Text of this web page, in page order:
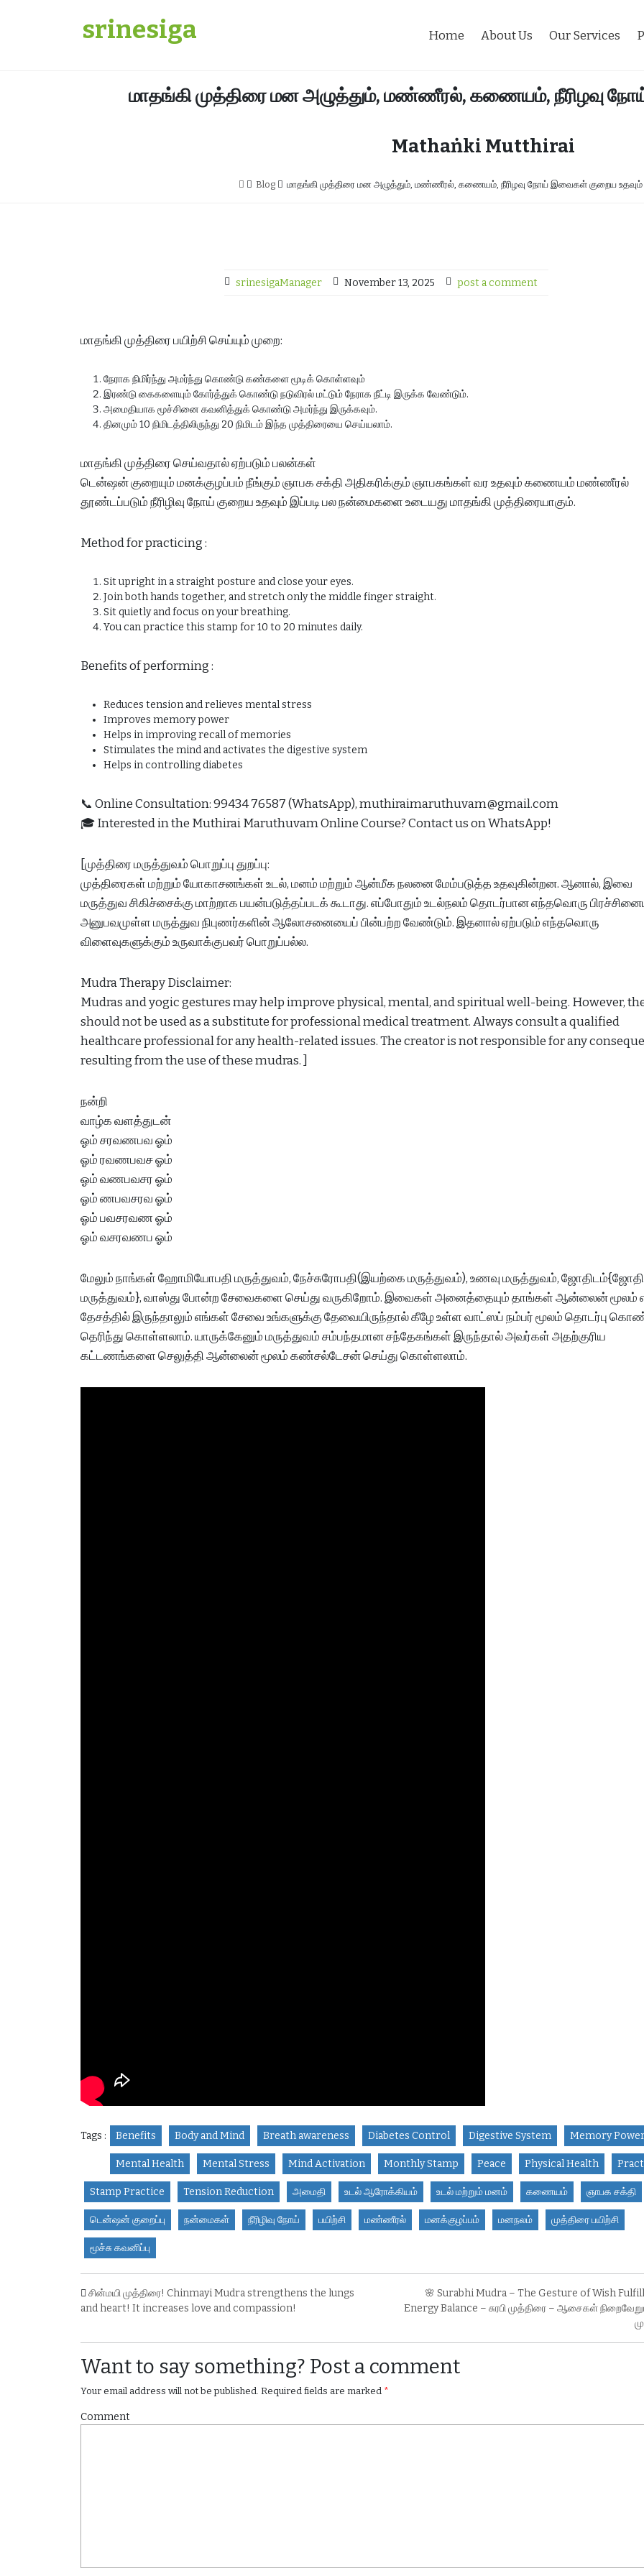
srinesiga Home About Us Our Services
மாதங்கி முத்திரை மன அழுத்தும், மண்ணீரல், கணையம், நீரிழவு
Mathaṅki Mutthirai
Blog மாதங்கி முத்திரை மன அழுத்தும், மண்ணீரல், கணையம், நீரிழவு நோய் இவைகள் குறைய உதவும்
srinesigaManager November 13, 2025 post a comment
மாதங்கி முத்திரை பயிற்சி செய்யும் முறை:
நேராக நிமிர்ந்து அமர்ந்து கொண்டு கண்களை மூடிக் கொள்ளவும்
இரண்டு கைகளையும் கோர்த்துக் கொண்டு நடுவிரல் மட்டும் நேராக நீட்டி இருக்க வேண்டும்.
அமைதியாக மூச்சினை கவனித்துக் கொண்டு அமர்ந்து இருக்கவும்.
தினமும் 10 நிமிடத்திலிருந்து 20 நிமிடம் இந்த முத்திரையை செய்யலாம்.
மாதங்கி முத்திரை செய்வதால் ஏற்படும் பலன்கள்
டென்ஷன் குறையும் மனக்குழப்பம் நீங்கும் ஞாபக சக்தி அதிகரிக்கும் ஞாபகங்கள் வர உதவும் கணையம் மண்ணீரல்
தூண்டப்படும் நீரிழிவு நோய் குறைய உதவும் இப்படி பல நன்மைகளை உடையது மாதங்கி முத்திரையாகும்.
Method for practicing :
Sit upright in a straight posture and close your eyes.
Join both hands together, and stretch only the middle finger straight.
Sit quietly and focus on your breathing.
You can practice this stamp for 10 to 20 minutes daily.
Benefits of performing :
Reduces tension and relieves mental stress
Improves memory power
Helps in improving recall of memories
Stimulates the mind and activates the digestive system
Helps in controlling diabetes
📞 Online Consultation: 99434 76587 (WhatsApp), muthiraimaruthuvam@gmail.com
🎓 Interested in the Muthirai Maruthuvam Online Course? Contact us on WhatsApp!
[முத்திரை மருத்துவம் பொறுப்பு துறப்பு:
முத்திரைகள் மற்றும் யோகாசனங்கள் உடல், மனம் மற்றும் ஆன்மீக நலனை மேம்படுத்த உதவுகின்றன. ஆனால், இவை
மருத்துவ சிகிச்சைக்கு மாற்றாக பயன்படுத்தப்படக் கூடாது. எப்போதும் உடல்நலம் தொடர்பான எந்தவொரு
அனுபவமுள்ள மருத்துவ நிபுணர்களின் ஆலோசனையைப் பின்பற்ற வேண்டும். இதனால் ஏற்படும் எந்தவொரு
விளைவுகளுக்கும் உருவாக்குபவர் பொறுப்பல்ல.
Mudra Therapy Disclaimer:
Mudras and yogic gestures may help improve physical, mental, and spiritual well-being. However,
should not be used as a substitute for professional medical treatment. Always consult a qualified
healthcare professional for any health-related issues. The creator is not responsible for any
resulting from the use of these mudras. ]
நன்றி
வாழ்க வளத்துடன்
ஓம் சரவணபவ ஓம்
ஓம் ரவணபவச ஓம்
ஓம் வணபவசர ஓம்
ஓம் ணபவசரவ ஓம்
ஓம் பவசரவண ஓம்
ஓம் வசரவணப ஓம்
மேலும் நாங்கள் ஹோமியோபதி மருத்துவம், நேச்சுரோபதி(இயற்கை மருத்துவம்), உணவு மருத்துவம்,
மருத்துவம்}, வாஸ்து போன்ற சேவைகளை செய்து வருகிறோம். இவைகள் அனைத்தையும் தாங்கள் ஆன்லைன் மூலம்
தேசத்தில் இருந்தாலும் எங்கள் சேவை உங்களுக்கு தேவையிருந்தால் கீழே உள்ள வாட்ஸப் நம்பர் மூலம் தொடர்பு
தெரிந்து கொள்ளலாம். யாருக்கேனும் மருத்துவம் சம்பந்தமான சந்தேகங்கள் இருந்தால் அவர்கள் அதற்குரிய
கட்டணங்களை செலுத்தி ஆன்லைன் மூலம் கண்சல்டேசன் செய்து கொள்ளலாம்.
Tags : Benefits Body and Mind Breath awareness Diabetes Control Digestive System Memory
Mental Health Mental Stress Mind Activation Monthly Stamp Peace Physical Health
Stamp Practice Tension Reduction அமைதி உடல் ஆரோக்கியம் உடல் மற்றும் மனம் கணையம் ஞாபக சக்தி
டென்ஷன் குறைப்பு நன்மைகள் நீரிழிவு நோய் பயிற்சி மண்ணீரல் மனக்குழப்பம் மனநலம் முத்திரை பயிற்சி
மூச்சு கவனிப்பு
சின்மயி முத்திரை! Chinmayi Mudra strengthens the lungs
and heart! It increases love and compassion!
🌸 Surabhi Mudra – The Gesture of Wish
Energy Balance – சுரபி முத்திரை – ஆசைகள்
Want to say something? Post a comment
Your email address will not be published. Required fields are marked *
Comment